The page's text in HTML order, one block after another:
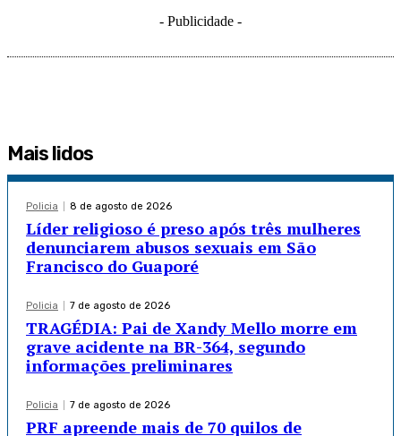
- Publicidade -
Mais lidos
Policia 8 de agosto de 2026
Líder religioso é preso após três mulheres
denunciarem abusos sexuais em São
Francisco do Guaporé
Policia 7 de agosto de 2026
TRAGÉDIA: Pai de Xandy Mello morre em
grave acidente na BR-364, segundo
informações preliminares
Policia 7 de agosto de 2026
PRF apreende mais de 70 quilos de